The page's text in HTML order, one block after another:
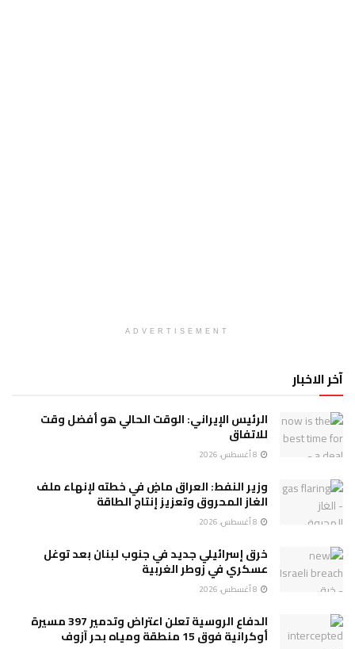
ADVERTISEMENT
آخر الاخبار
الرئيس الإيراني: الوقت الحالي هو أفضل وقت
للاتفاق
وزير النفط: العراق ماضٍ في خطته لإنهاء ملف
الغاز المحروق وتعزيز إنتاج الطاقة
خرق إسرائيلي جديد في جنوب لبنان بعد توغل
عسكري في زوطر الغربية
الدفاع الروسية تعلن اعتراض وتدمير 397 مسيرة
أوكرانية فوق 15 منطقة ومياه بحر آزوف